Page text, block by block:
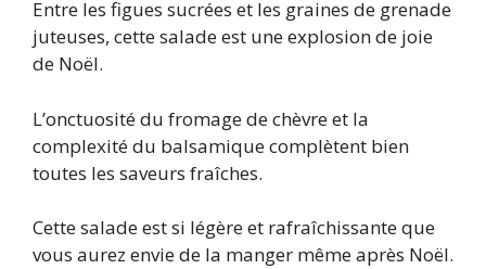
Entre les figues sucrées et les graines de grenade
juteuses, cette salade est une explosion de joie
de Noël.
L’onctuosité du fromage de chèvre et la
complexité du balsamique complètent bien
toutes les saveurs fraîches.
Cette salade est si légère et rafraîchissante que
vous aurez envie de la manger même après Noël.